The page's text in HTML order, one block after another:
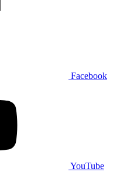
Facebook
YouTube